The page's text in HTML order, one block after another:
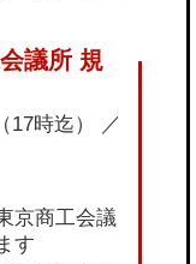
17時迄） ／
京商工会議
す